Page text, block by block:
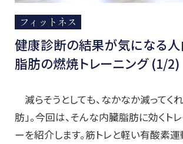
フィットネス
健康診断の結果が気になる人
脂肪の燃焼トレーニング (1/2)
減らそうとしても、なかなか減ってく
肪」。今回は、そんな内臓脂肪に効くト
ーを紹介します。筋トレと軽い有酸素